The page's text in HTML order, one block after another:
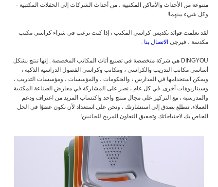
متنوعة من الأحداث والأماكن المكتبية ، من أحداث الشركات إلى الحفلات المكتبية -
وكل شيء بينهما!
لقد تعلمت فوائد تكديس كراسي المكتب ، إذا كنت ترغب في شراء كراسي مكتب
مكدسة ، فيرجى الاتصال بنا .
DINGYOU هي شركة متخصصة في تصنيع أثاث المكاتب المخصصة . إنها تنتج بشكل
أساسي مكاتب التدريب والكراسي ، ومكاتب وكراسي الفصول الدراسية الذكية ،
ويمكن استخدامها في المدارس ، والحكومات ، والمؤسسات ، ومؤسسات التدريب ،
وسيناريوهات أخرى. في كل عام ، نصر على المشاركة في معارض الصناعة المكتبية
والمدرسية ، مع التركيز على مجال منتج واحد واكتساب المزيد من اعتراف ودعم
العملاء. نتطلع بصدق إلى استشارتك ، ونحن على استعداد لأن نكون عضوًا في الحل
الخاص بك لاحتياجاتك وتحقيق التعاون المربح للجانبين!